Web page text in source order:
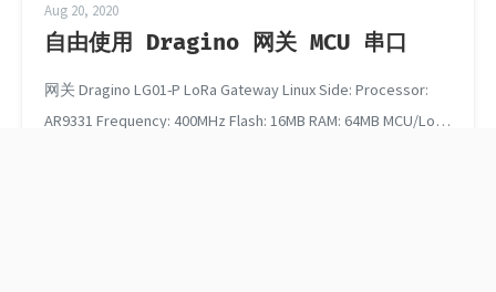
上，概括来说，有以下几个方面： 老版本的 ...
Aug 20, 2020
自由使用 Dragino 网关 MCU 串口
网关 Dragino LG01-P LoRa Gateway Linux Side: Processor:
AR9331 Frequency: 400MHz Flash: 16MB RAM: 64MB MCU/LoRa